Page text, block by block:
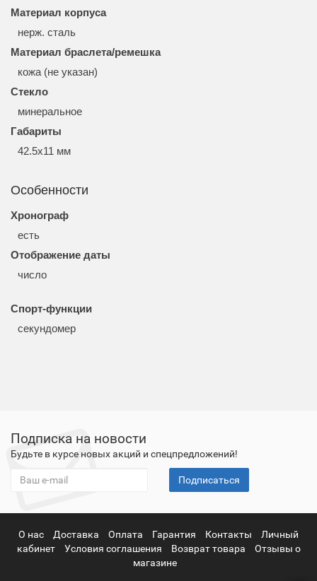
Материал корпуса
нерж. сталь
Материал браслета/ремешка
кожа (не указан)
Стекло
минеральное
Габариты
42.5x11 мм
Особенности
Хронограф
есть
Отображение даты
число
Спорт-функции
секундомер
Подписка на новости
Будьте в курсе новых акций и спецпредложений!
Подписаться
О нас Доставка Оплата Гарантия Контакты
Личный
кабинет
Условия соглашения Возврат товара
Отзывы о
магазине